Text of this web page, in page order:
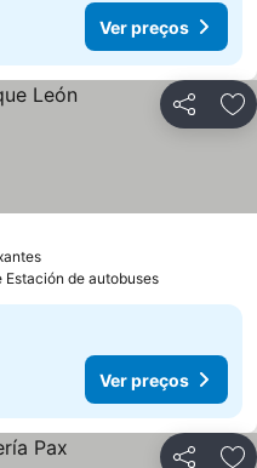
Ver preços
Partilhar
Ver preços
Estación de autobuses
Ver preços